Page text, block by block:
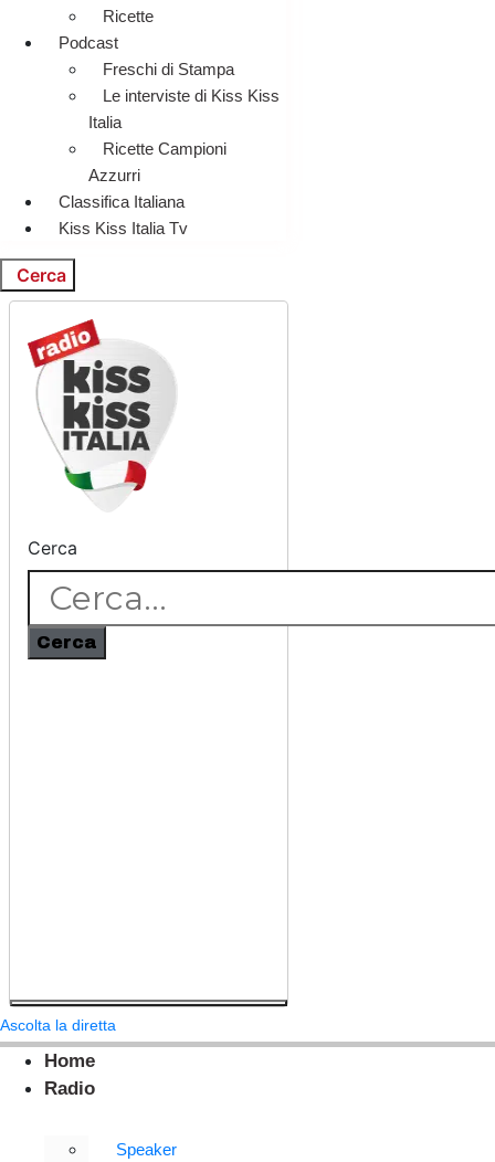
Ricette
Podcast
Freschi di Stampa
Le interviste di Kiss Kiss
Italia
Ricette Campioni
Azzurri
Classifica Italiana
Kiss Kiss Italia Tv
Cerca
Cerca
Cerca
Ascolta la diretta
Home
Radio
Speaker